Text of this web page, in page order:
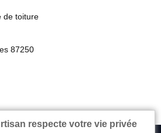
de toiture
87250
respecte votre vie privée